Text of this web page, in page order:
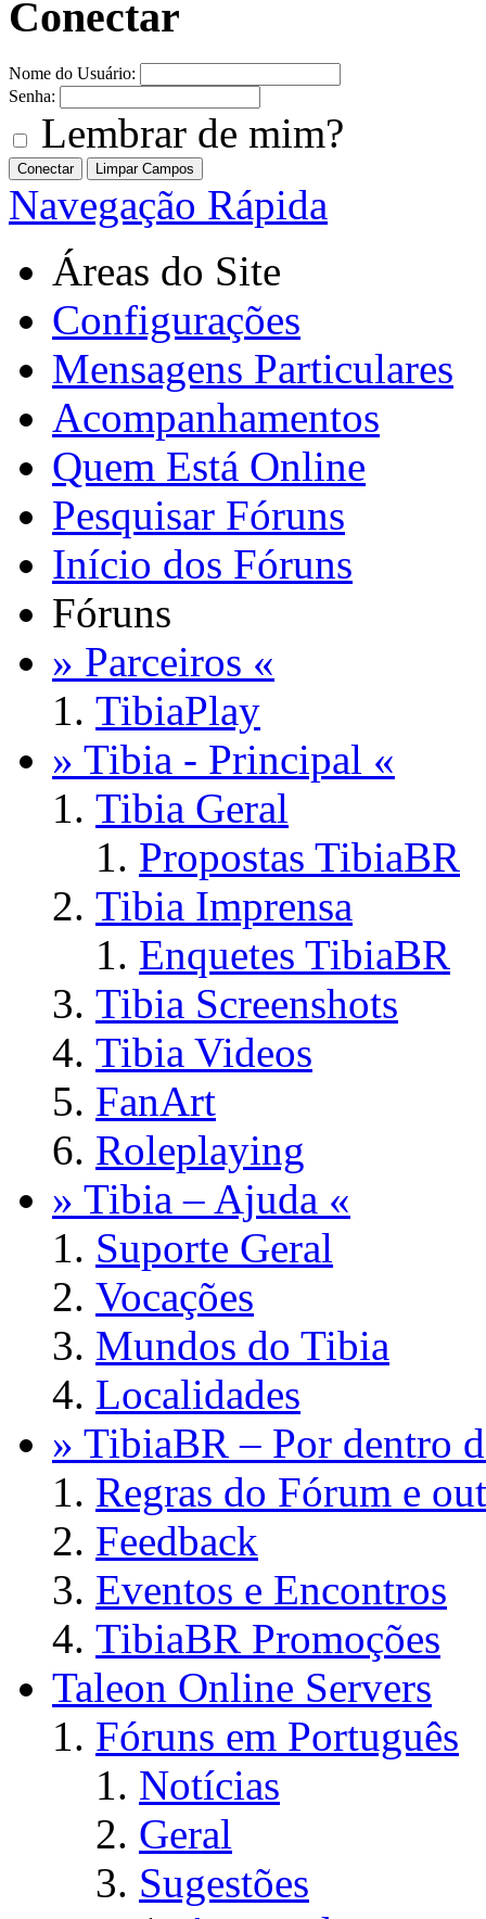
Conectar
Nome do Usuário:
Senha:
Lembrar de mim?
Navegação Rápida
Áreas do Site
Configurações
Mensagens Particulares
Acompanhamentos
Quem Está Online
Pesquisar Fóruns
Início dos Fóruns
Fóruns
» Parceiros «
TibiaPlay
» Tibia - Principal «
Tibia Geral
Propostas TibiaBR
Tibia Imprensa
Enquetes TibiaBR
Tibia Screenshots
Tibia Videos
FanArt
Roleplaying
» Tibia – Ajuda «
Suporte Geral
Vocações
Mundos do Tibia
Localidades
» TibiaBR – Por dentro
Regras do Fórum e
Feedback
Eventos e Encontros
TibiaBR Promoções
Taleon Online Servers
Fóruns em Português
Notícias
Geral
Sugestões